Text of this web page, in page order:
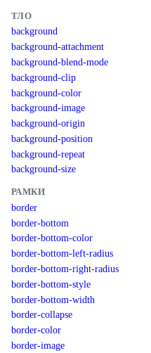
ТЛО
background
background-attachment
background-blend-mode
background-clip
background-color
background-image
background-origin
background-position
background-repeat
background-size
РАМКИ
border
border-bottom
border-bottom-color
border-bottom-left-radius
border-bottom-right-radius
border-bottom-style
border-bottom-width
border-collapse
border-color
border-image